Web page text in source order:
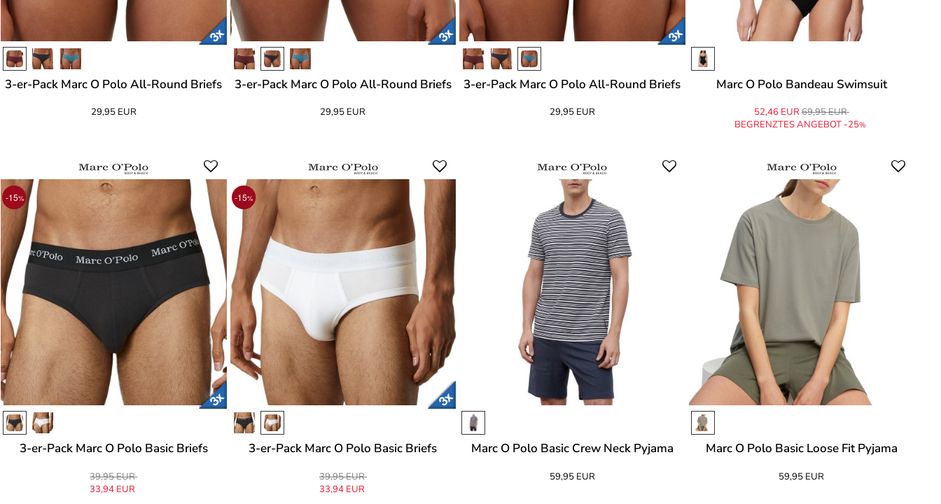
3-er-Pack Marc O Polo All-Round Briefs
29,95 EUR
3-er-Pack Marc O Polo All-Round Briefs
29,95 EUR
3-er-Pack Marc O Polo All-Round Briefs
29,95 EUR
Marc O Polo Bandeau Swimsuit
52,46 EUR69,95 EUR
BEGRENZTES ANGEBOT -25%
-15%
3-er-Pack Marc O Polo Basic Briefs
39,95 EUR
33,94 EUR
-15%
3-er-Pack Marc O Polo Basic Briefs
39,95 EUR
33,94 EUR
Marc O Polo Basic Crew Neck Pyjama
59,95 EUR
Marc O Polo Basic Loose Fit Pyjama
59,95 EUR